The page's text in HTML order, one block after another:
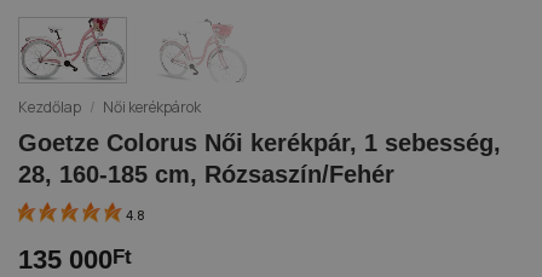
Kezdőlap / Női kerékpárok
Goetze Colorus Női kerékpár, 1 sebesség,
28, 160-185 cm, Rózsaszín/Fehér
4.8
135 000Ft